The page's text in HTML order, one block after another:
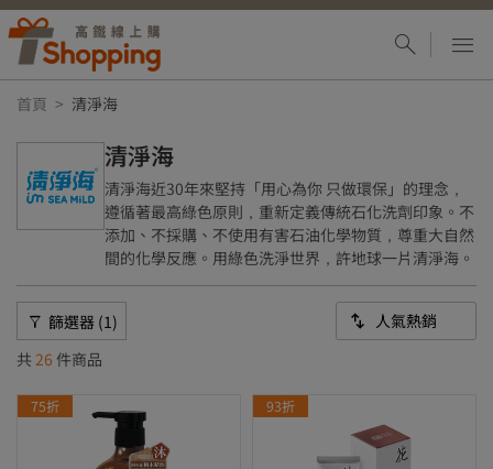
首頁 清淨海
清淨海
清淨海近30年來堅持「用心為你 只做環保」的理念，
遵循著最高綠色原則，重新定義傳統石化洗劑印象。不
添加、不採購、不使用有害石油化學物質，尊重大自然
間的化學反應。用綠色洗淨世界，許地球一片清淨海。
共 26 件商品
篩選器 (1)
75折 93折